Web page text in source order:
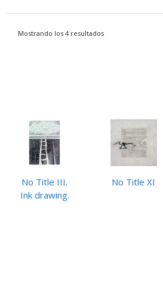
Mostrando los 4 resultados
No Title III.
Ink drawing.
No Title XI